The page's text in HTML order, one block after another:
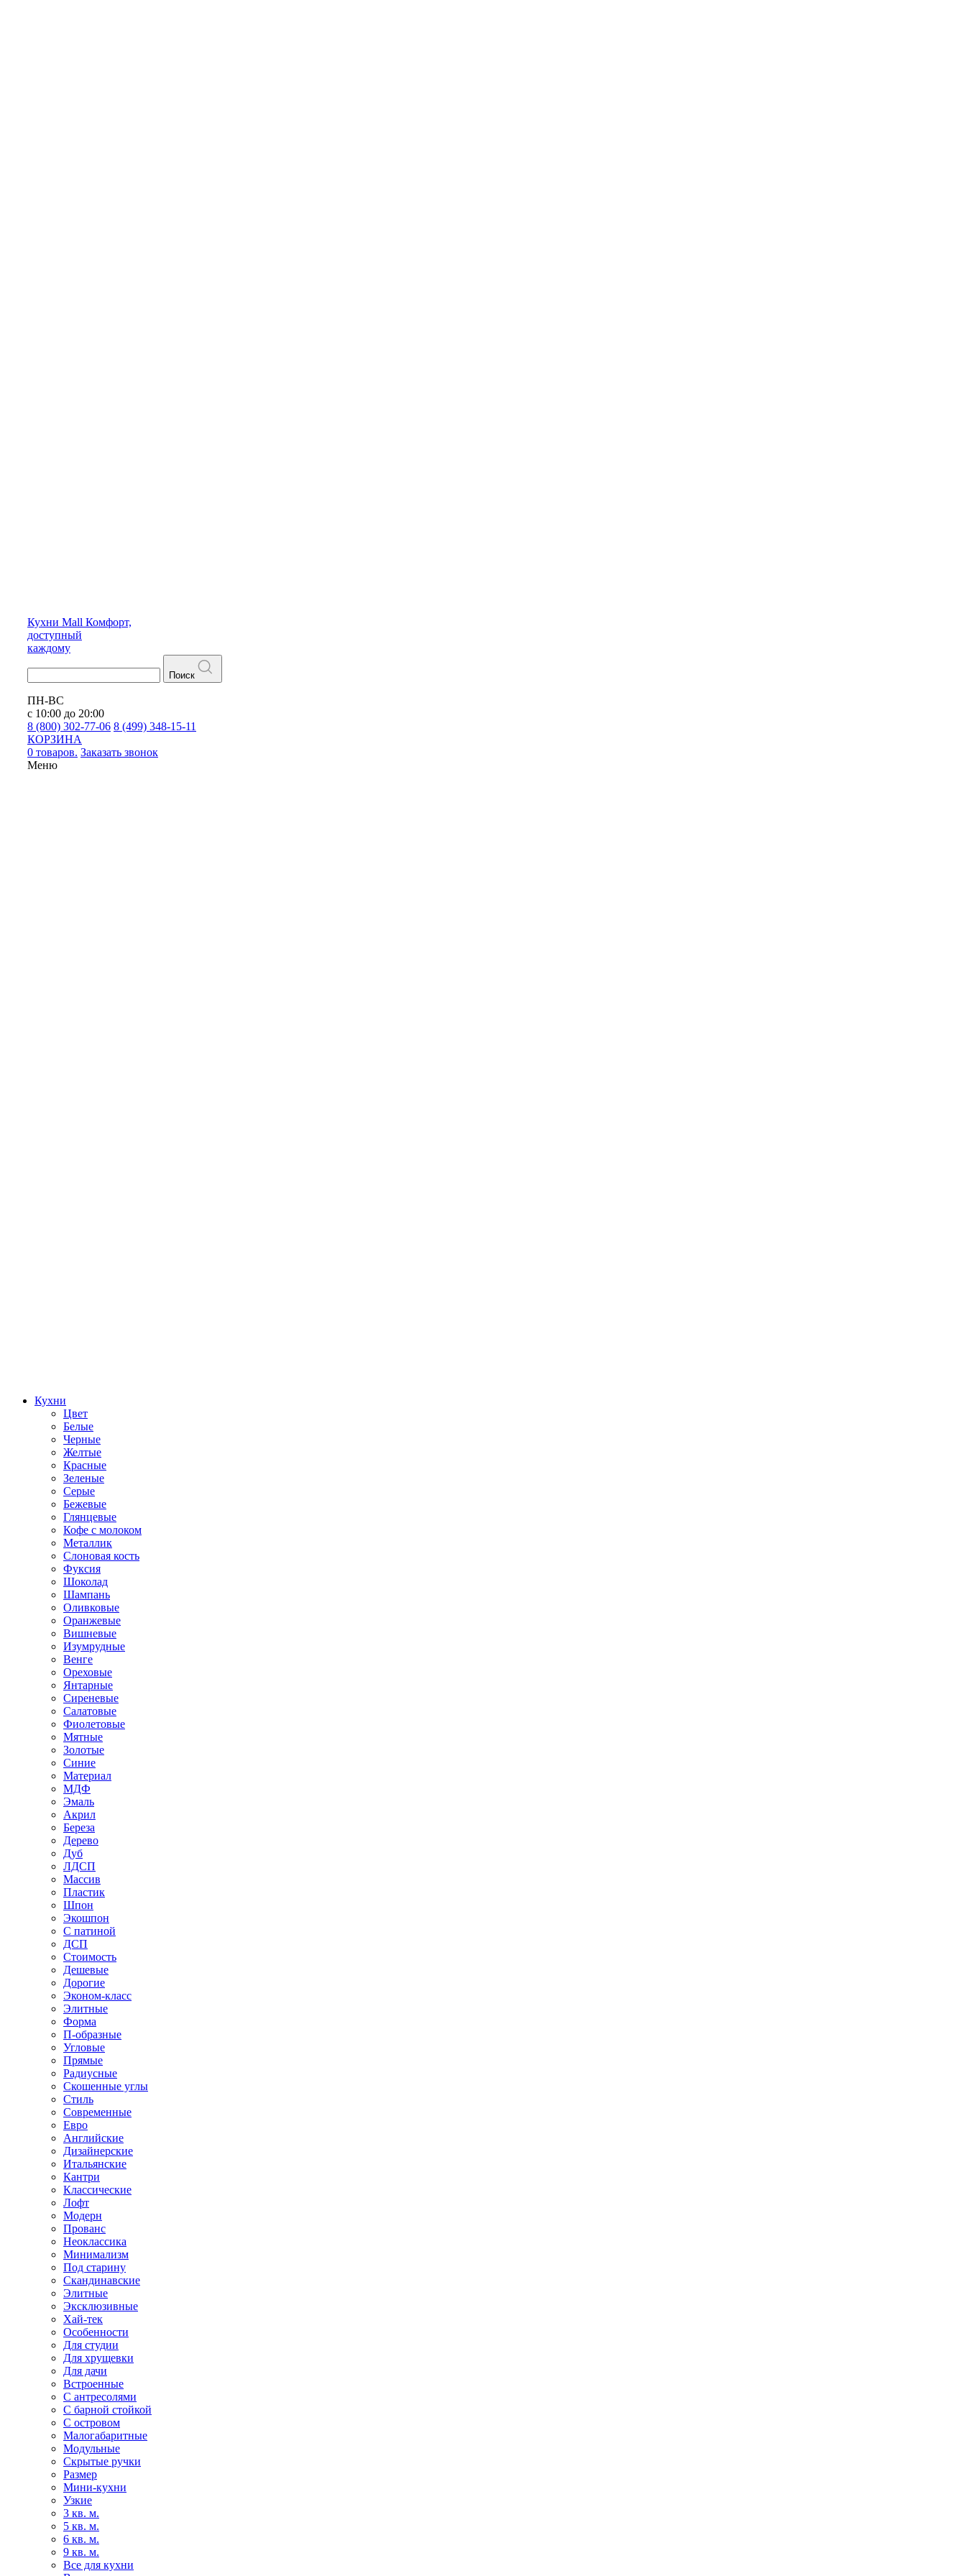
Кухни Mall Комфорт,
доступный
каждому
Поиск
ПН-ВС
с 10:00 до 20:00
8 (800) 302-77-06 8 (499) 348-15-11
КОРЗИНА
0 товаров. Заказать звонок
Меню
Кухни
Цвет
Белые
Черные
Желтые
Красные
Зеленые
Серые
Бежевые
Глянцевые
Кофе с молоком
Металлик
Слоновая кость
Фуксия
Шоколад
Шампань
Оливковые
Оранжевые
Вишневые
Изумрудные
Венге
Ореховые
Янтарные
Сиреневые
Салатовые
Фиолетовые
Мятные
Золотые
Синие
Материал
МДФ
Эмаль
Акрил
Береза
Дерево
Дуб
ЛДСП
Массив
Пластик
Шпон
Экошпон
С патиной
ДСП
Стоимость
Дешевые
Дорогие
Эконом-класс
Элитные
Форма
П-образные
Угловые
Прямые
Радиусные
Скошенные углы
Стиль
Современные
Евро
Английские
Дизайнерские
Итальянские
Кантри
Классические
Лофт
Модерн
Прованс
Неоклассика
Минимализм
Под старину
Скандинавские
Элитные
Эксклюзивные
Хай-тек
Особенности
Для студии
Для хрущевки
Для дачи
Встроенные
С антресолями
С барной стойкой
С островом
Малогабаритные
Модульные
Скрытые ручки
Размер
Мини-кухни
Узкие
3 кв. м.
5 кв. м.
6 кв. м.
9 кв. м.
Все для кухни